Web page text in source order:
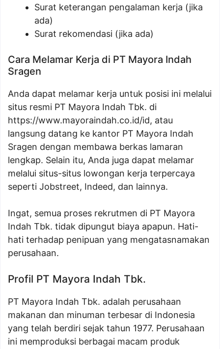
Surat keterangan pengalaman kerja (jika
ada)
Surat rekomendasi (jika ada)
Cara Melamar Kerja di PT Mayora Indah
Sragen
Anda dapat melamar kerja untuk posisi ini melalui
situs resmi PT Mayora Indah Tbk. di
https://www.mayoraindah.co.id/id, atau
langsung datang ke kantor PT Mayora Indah
Sragen dengan membawa berkas lamaran
lengkap. Selain itu, Anda juga dapat melamar
melalui situs-situs lowongan kerja terpercaya
seperti Jobstreet, Indeed, dan lainnya.
Ingat, semua proses rekrutmen di PT Mayora
Indah Tbk. tidak dipungut biaya apapun. Hati-
hati terhadap penipuan yang mengatasnamakan
perusahaan.
Profil PT Mayora Indah Tbk.
PT Mayora Indah Tbk. adalah perusahaan
makanan dan minuman terbesar di Indonesia
yang telah berdiri sejak tahun 1977. Perusahaan
ini memproduksi berbagai macam produk